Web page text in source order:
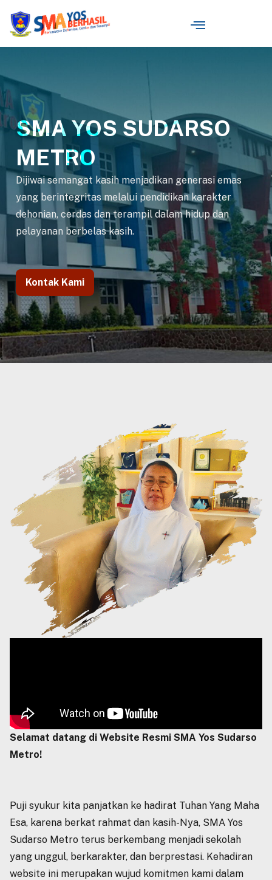
SMA YOS SUDARSO
METRO
Dijiwai semangat kasih menjadikan generasi emas
yang berintegritas melalui pendidikan karakter
dehonian, cerdas dan terampil dalam hidup dan
pelayanan berbelas kasih.
Kontak Kami
Selamat datang di Website Resmi SMA Yos Sudarso
Metro!
Puji syukur kita panjatkan ke hadirat Tuhan Yang Maha
Esa, karena berkat rahmat dan kasih-Nya, SMA Yos
Sudarso Metro terus berkembang menjadi sekolah
yang unggul, berkarakter, dan berprestasi. Kehadiran
website ini merupakan wujud komitmen kami dalam